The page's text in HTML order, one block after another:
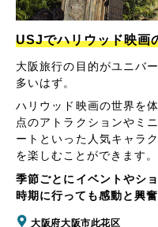
USJでハリウッド映画
大阪旅行の目的がユニバ
多いはず。
ハリウッド映画の世界を
点のアトラクションやミ
ートといった人気キャラ
を楽しむことができます。
季節ごとにイベントやシ
時期に行っても感動と興
大阪府大阪市此花区